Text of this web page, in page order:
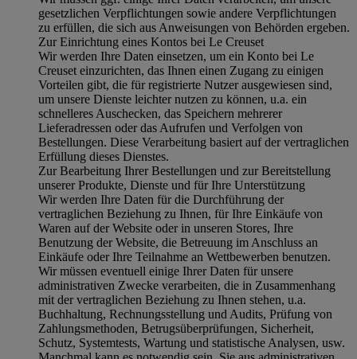
gesetzlichen Verpflichtungen sowie andere Verpflichtungen
zu erfüllen, die sich aus Anweisungen von Behörden ergeben.
Zur Einrichtung eines Kontos bei Le Creuset
Wir werden Ihre Daten einsetzen, um ein Konto bei Le
Creuset einzurichten, das Ihnen einen Zugang zu einigen
Vorteilen gibt, die für registrierte Nutzer ausgewiesen sind,
um unsere Dienste leichter nutzen zu können, u.a. ein
schnelleres Auschecken, das Speichern mehrerer
Lieferadressen oder das Aufrufen und Verfolgen von
Bestellungen. Diese Verarbeitung basiert auf der vertraglichen
Erfüllung dieses Dienstes.
Zur Bearbeitung Ihrer Bestellungen und zur Bereitstellung
unserer Produkte, Dienste und für Ihre Unterstützung
Wir werden Ihre Daten für die Durchführung der
vertraglichen Beziehung zu Ihnen, für Ihre Einkäufe von
Waren auf der Website oder in unseren Stores, Ihre
Benutzung der Website, die Betreuung im Anschluss an
Einkäufe oder Ihre Teilnahme an Wettbewerben benutzen.
Wir müssen eventuell einige Ihrer Daten für unsere
administrativen Zwecke verarbeiten, die in Zusammenhang
mit der vertraglichen Beziehung zu Ihnen stehen, u.a.
Buchhaltung, Rechnungsstellung und Audits, Prüfung von
Zahlungsmethoden, Betrugsüberprüfungen, Sicherheit,
Schutz, Systemtests, Wartung und statistische Analysen, usw.